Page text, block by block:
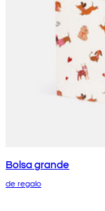
Bolsa grande
de regalo